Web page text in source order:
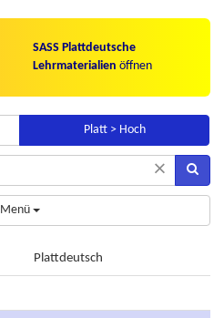
SASS Plattdeutsche
Lehrmaterialien öffnen
Platt > Hoch
×
Menü
Plattdeutsch